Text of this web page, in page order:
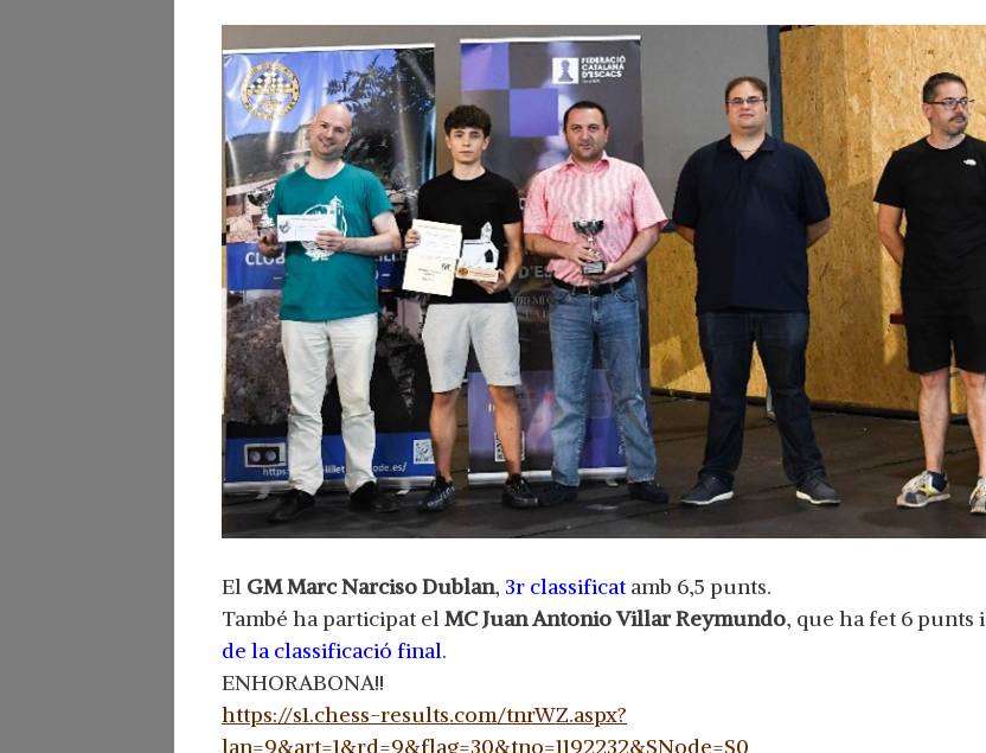
El GM Marc Narciso Dublan, 3r classificat amb 6,5 punts.
També ha participat elMC Juan Antonio Villar Reymundo, que ha fet 6 punts i
de la classificació final.
ENHORABONA!!
https://s1.chess-results.com/tnrWZ.aspx?
lan=9&art=1&rd=9&flag=30&tno=1192232&SNode=S0